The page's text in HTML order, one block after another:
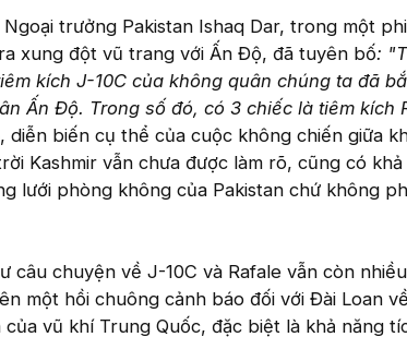
trưởng Pakistan Ishaq Dar, trong một
xung đột vũ trang với Ấn Độ, đã tuyên bố:
kích J-10C của không quân chúng ta đã
Ấn Độ. Trong số đó, có 3 chiếc là tiêm kích
diễn biến cụ thể của cuộc không chiến giữa
Kashmir vẫn chưa được làm rõ, cũng có
lưới phòng không của Pakistan chứ không
câu chuyện về J-10C và Rafale vẫn còn
một hồi chuông cảnh báo đối với Đài Loan
của vũ khí Trung Quốc, đặc biệt là khả năng